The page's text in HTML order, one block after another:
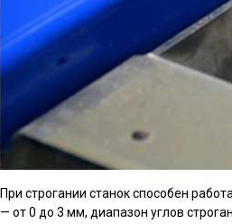
При строгании станок способен
— от 0 до 3 мм, диапазон углов